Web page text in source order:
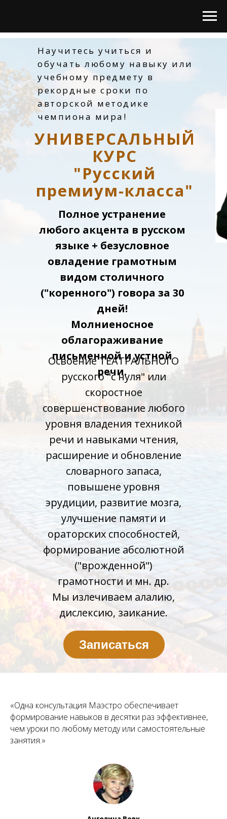
УНИВЕРСАЛЬНЫЙ
КУРС
"Русский
премиум-класса"
Научитесь учиться и
обучать любому навыку или
учебному предмету в
рекордные сроки по
авторской методике
чемпиона мира!
Записаться
Освоение ТЕАТРАЛЬНОГО
русского "с нуля" или
скоростное
совершенствование любого
уровня владения техникой
речи и навыками чтения,
расширение и обновление
словарного запаса,
повышене уровня
эрудиции, развитие мозга,
улучшение памяти и
ораторских способностей,
формирование абсолютной
("врожденной")
грамотности и мн. др.
Мы излечиваем алалию,
дислексию, заикание.
Полное устранение
любого акцента в русском
языке + безусловное
овладение грамотным
видом столичного
("коренного") говора за 30
дней!
Молниеносное
облагораживание
письменной и устной
речи.
«Одна консультация Маэстро обеспечивает
формирование навыков в десятки раз эффективнее,
чем уроки по любому методу или самостоятельные
занятия.»